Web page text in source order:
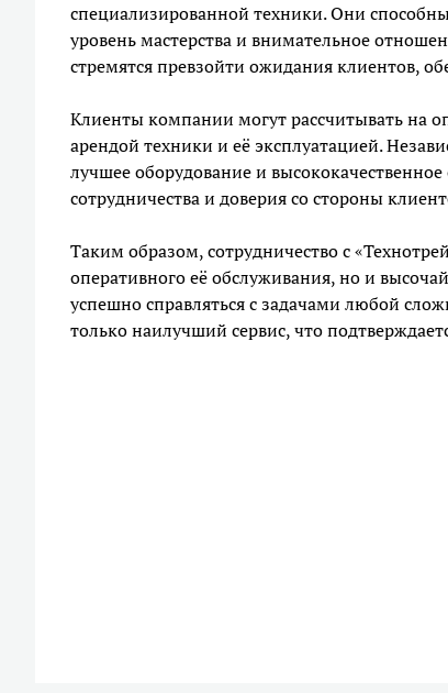
специализированной техники. Они
уровень мастерства и внимательное
стремятся превзойти ожидания клиентов,
Клиенты компании могут рассчитывать на
арендой техники и её эксплуатацией.
лучшее оборудование и
сотрудничества и доверия со стороны
Таким образом, сотрудничество с
оперативного её обслуживания, но и
успешно справляться с задачами любой
только наилучший сервис, что